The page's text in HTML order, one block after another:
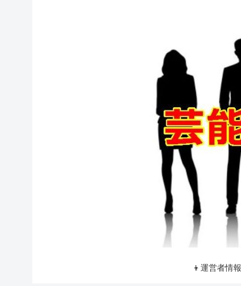
👦運営者情報